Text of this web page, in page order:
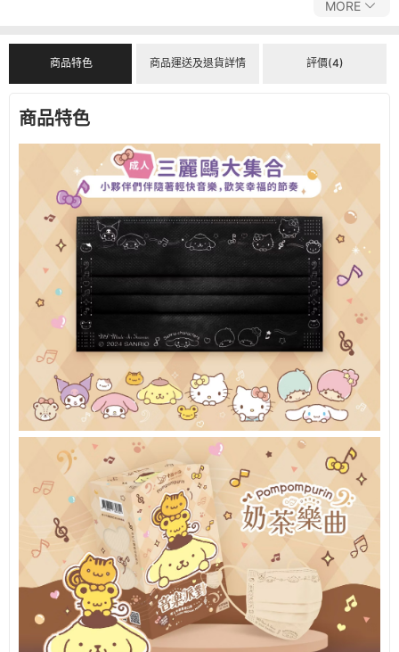
MORE
商品特色 商品運送及退貨詳情 評價(4)
商品特色